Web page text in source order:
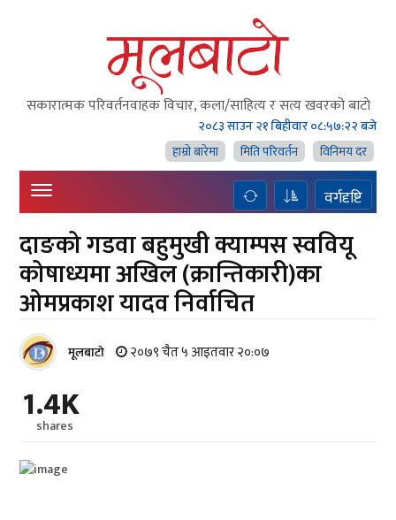
सकारात्मक परिवर्तनवाहक विचार, कला/साहित्य र सत्य खवरको बाटाे
२०८३ साउन २१ बिहीवार०८:५७:२३ बजे
हाम्राे बारेमा
मिति परिवर्तन विनिमय दर
वर्गदृष्टि
दाङको गडवा बहुमुखी क्याम्पस स्ववियू
कोषाध्यमा अखिल (क्रान्तिकारी)का
ओमप्रकाश यादव निर्वाचित
मूलबाटाे २०७९ चैत ५ आइतवार २०:०७
1.4K
shares